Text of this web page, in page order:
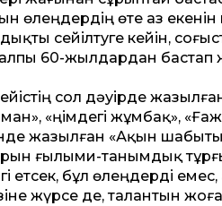
өте аз екенін
сейілтуге ке­йін,
60-жылдардан бастап
сол дәуірде
«Өңімдегі жұмбақ»,
жазылған «Ақын
ғылыми-танымдық
етсек, бұл өлеңдерді
жүрсе де, талантын